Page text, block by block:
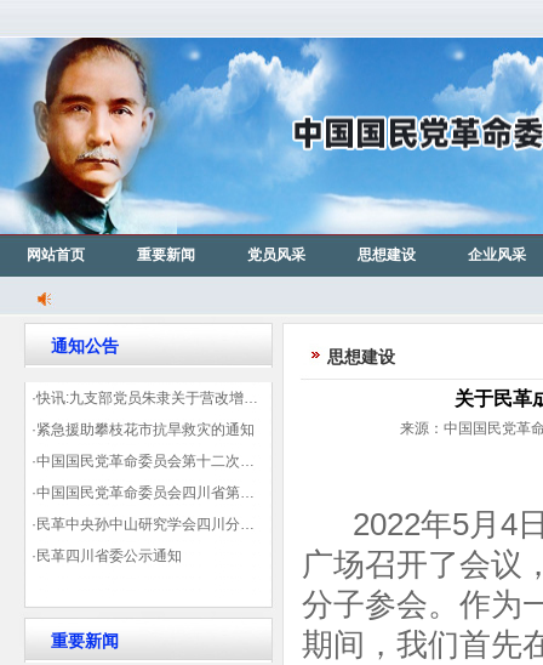
网站首页 重要新闻 党员风采 思想建设 企业风采
通知公告
·快讯:九支部党员朱隶关于营改增信息宣传力度的建议那篇已被省政协采用
·紧急援助攀枝花市抗旱救灾的通知
·中国国民党革命委员会第十二次全国代表大会代表登记表（下载）
·中国国民党革命委员会四川省第十一次代表大会代表登记表（下载）
·民革中央孙中山研究学会四川分会领导机构及成员名单
·民革四川省委公示通知
重要新闻
思想建设
关于民革
来源：中国国民党革
2022年5月4日
广场召开了会议
分子参会。作为
期间，我们首先